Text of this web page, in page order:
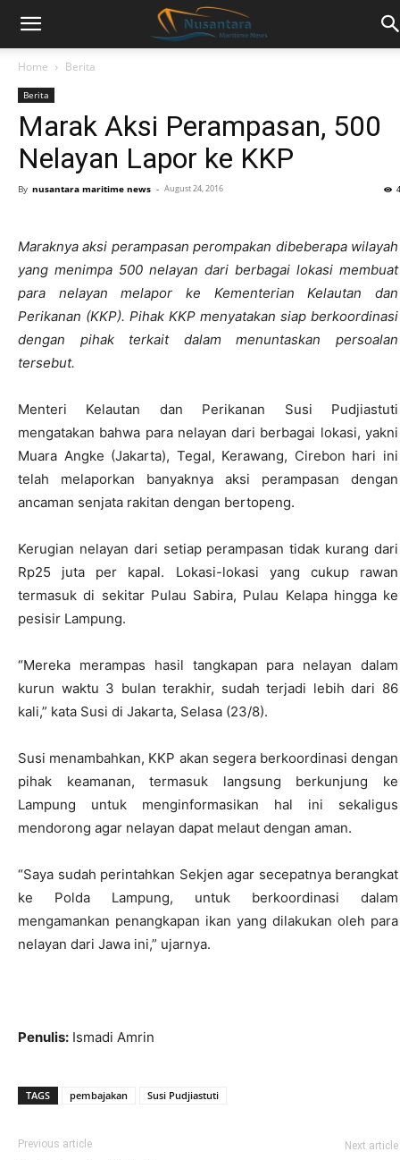
Home Berita
Berita
Marak Aksi Perampasan, 500
Nelayan Lapor ke KKP
By nusantara maritime news - August 24, 2016
Maraknya aksi perampasan perompakan dibeberapa wilayah
yang menimpa 500 nelayan dari berbagai lokasi membuat
para nelayan melapor ke Kementerian Kelautan dan
Perikanan (KKP). Pihak KKP menyatakan siap berkoordinasi
dengan pihak terkait dalam menuntaskan persoalan
tersebut.
Menteri Kelautan dan Perikanan Susi Pudjiastuti
mengatakan bahwa para nelayan dari berbagai lokasi, yakni
Muara Angke (Jakarta), Tegal, Kerawang, Cirebon hari ini
telah melaporkan banyaknya aksi perampasan dengan
ancaman senjata rakitan dengan bertopeng.
Kerugian nelayan dari setiap perampasan tidak kurang dari
Rp25 juta per kapal. Lokasi-lokasi yang cukup rawan
termasuk di sekitar Pulau Sabira, Pulau Kelapa hingga ke
pesisir Lampung.
“Mereka merampas hasil tangkapan para nelayan dalam
kurun waktu 3 bulan terakhir, sudah terjadi lebih dari 86
kali,” kata Susi di Jakarta, Selasa (23/8).
Susi menambahkan, KKP akan segera berkoordinasi dengan
pihak keamanan, termasuk langsung berkunjung ke
Lampung untuk menginformasikan hal ini sekaligus
mendorong agar nelayan dapat melaut dengan aman.
“Saya sudah perintahkan Sekjen agar secepatnya berangkat
ke Polda Lampung, untuk berkoordinasi dalam
mengamankan penangkapan ikan yang dilakukan oleh para
nelayan dari Jawa ini,” ujarnya.
Penulis: Ismadi Amrin
TAGS pembajakan Susi Pudjiastuti
Previous article Next article